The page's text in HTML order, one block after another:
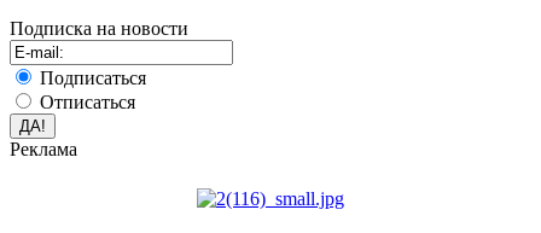
Подписка на новости
Подписаться
Отписаться
Реклама